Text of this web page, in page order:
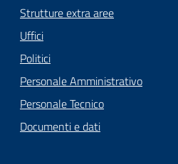
Strutture extra aree
Uffici
Politici
Personale Amministrativo
Personale Tecnico
Documenti e dati